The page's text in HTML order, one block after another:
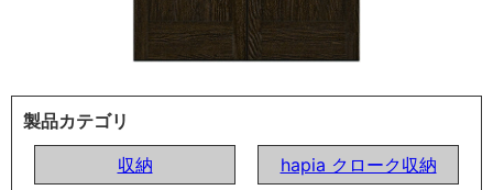
製品カテゴリ
収納
hapia クローク収納